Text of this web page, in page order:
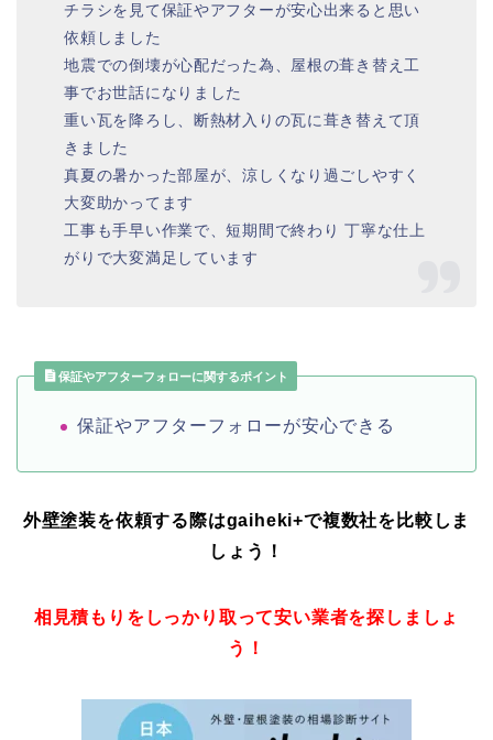
チラシを見て保証やアフターが安心出来ると思い
依頼しました
地震での倒壊が心配だった為、屋根の葺き替え工
事でお世話になりました
重い瓦を降ろし、断熱材入りの瓦に葺き替えて頂
きました
真夏の暑かった部屋が、涼しくなり過ごしやすく
大変助かってます
工事も手早い作業で、短期間で終わり 丁寧な仕上
がりで大変満足しています
保証やアフターフォローに関するポイント
保証やアフターフォローが安心できる
外壁塗装を依頼する際はgaiheki+で複数社を比較しま
しょう！
相見積もりをしっかり取って安い業者を探しましょ
う！